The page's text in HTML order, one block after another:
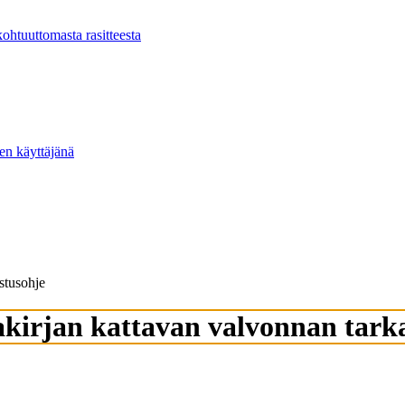
rasitteesta
käyttäjänä
kattavan valvonnan